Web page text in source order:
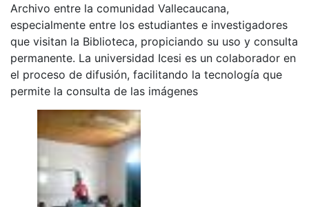
Archivo entre la comunidad Vallecaucana,
especialmente entre los estudiantes e investigadores
que visitan la Biblioteca, propiciando su uso y consulta
permanente. La universidad Icesi es un colaborador en
el proceso de difusión, facilitando la tecnología que
permite la consulta de las imágenes